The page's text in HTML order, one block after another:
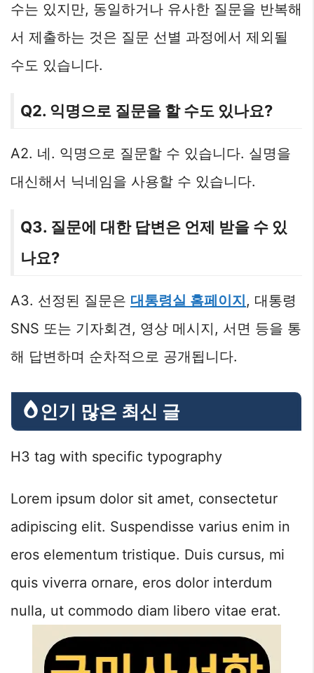
수는 있지만, 동일하거나 유사한 질문을 반복해
서 제출하는 것은 질문 선별 과정에서 제외될
수도 있습니다.
Q2. 익명으로 질문을 할 수도 있나요?
A2. 네. 익명으로 질문할 수 있습니다. 실명을
대신해서 닉네임을 사용할 수 있습니다.
Q3. 질문에 대한 답변은 언제 받을 수 있
나요?
A3. 선정된 질문은 대통령실 홈페이지, 대통령
SNS 또는 기자회견, 영상 메시지, 서면 등을 통
해 답변하며 순차적으로 공개됩니다.
인기 많은 최신 글
H3 tag with specific typography
Lorem ipsum dolor sit amet, consectetur
adipiscing elit. Suspendisse varius enim in
eros elementum tristique. Duis cursus, mi
quis viverra ornare, eros dolor interdum
nulla, ut commodo diam libero vitae erat.